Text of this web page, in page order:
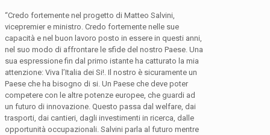
“Credo fortemente nel progetto di Matteo Salvini,
vicepremier e ministro. Credo fortemente nelle sue
capacità e nel buon lavoro posto in essere in questi anni,
nel suo modo di affrontare le sfide del nostro Paese. Una
sua espressione fin dal primo istante ha catturato la mia
attenzione: Viva l’Italia dei Si!. Il nostro è sicuramente un
Paese che ha bisogno di si. Un Paese che deve poter
competere con le altre potenze europee, che guardi ad
un futuro di innovazione. Questo passa dal welfare, dai
trasporti, dai cantieri, dagli investimenti in ricerca, dalle
opportunità occupazionali. Salvini parla al futuro mentre